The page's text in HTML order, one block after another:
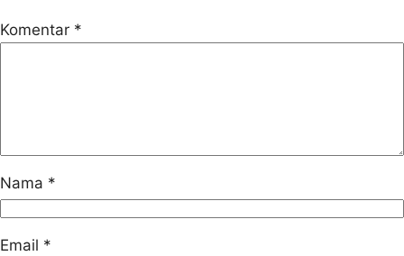
Komentar *
Nama *
Email *